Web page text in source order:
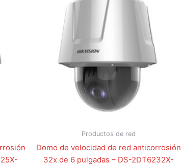
Productos de red
Domo de velocidad de red anticorrosión
32x de 6 pulgadas – DS-2DT6232X-